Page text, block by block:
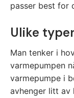
passer best for
Ulike
Man tenker i
varmepumpen
varmepumpe i
avhenger litt av